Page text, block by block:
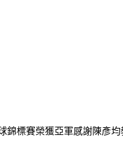
錦標賽榮獲亞軍感謝陳彥